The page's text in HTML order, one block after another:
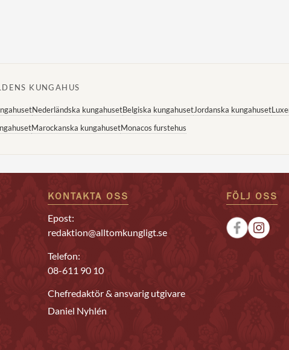
KUNGAHUS
Nederländska kungahusetBelgiska kungahusetJordanska kungahuset
Marockanska kungahusetMonacos furstehus
KONTAKTA OSS
Epost:
redaktion@alltomkungligt.se
Telefon:
08-611 90 10
Chefredaktör & ansvarig utgivare
Daniel Nyhlén
FÖLJ OSS